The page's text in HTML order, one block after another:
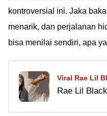
kontroversial ini. Jaka
menarik, dan perjalanan
bisa menilai sendiri, apa
Viral Rae Lil
Bintang Film
Rae Lil